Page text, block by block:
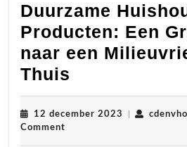
Duurzame
Producten: Een
naar een
Thuis
Producten:
12 december 2023
Comment